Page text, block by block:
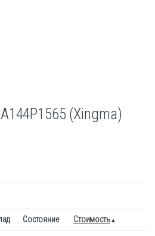
(Xingma)
Состояние Стоимость